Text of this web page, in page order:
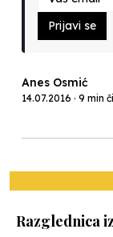
Prijavi se
Anes Osmić
14.07.2016 · 9 min
Razglednica